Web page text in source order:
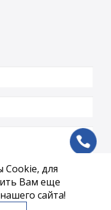
ph
для
Вам еще
сайта!